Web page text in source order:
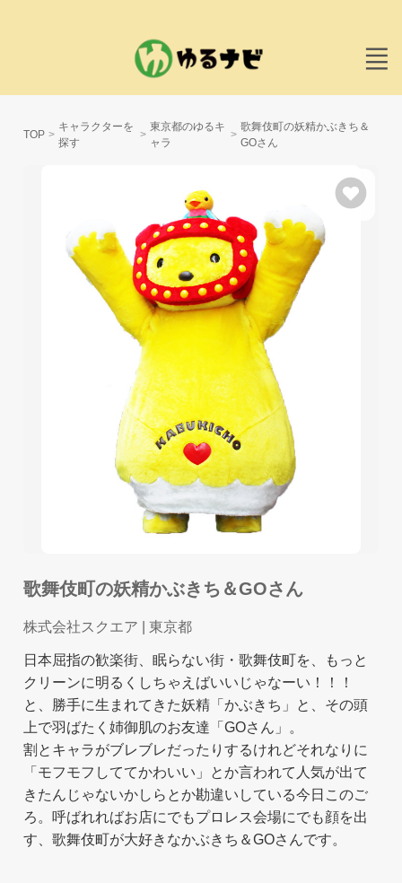
TOP
キャラクターを
探す
東京都のゆるキ
ャラ
歌舞伎町の妖精かぶきち＆
GOさん
歌舞伎町の妖精かぶきち＆GOさん
株式会社スクエア | 東京都
日本屈指の歓楽街、眠らない街・歌舞伎町を、もっと
クリーンに明るくしちゃえばいいじゃなーい！！！
と、勝手に生まれてきた妖精「かぶきち」と、その頭
上で羽ばたく姉御肌のお友達「GOさん」。
割とキャラがブレブレだったりするけれどそれなりに
「モフモフしててかわいい」とか言われて人気が出て
きたんじゃないかしらとか勘違いしている今日このご
ろ。呼ばれればお店にでもプロレス会場にでも顔を出
す、歌舞伎町が大好きなかぶきち＆GOさんです。